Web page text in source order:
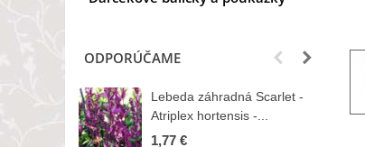
ODPORÚČAME
Lebeda záhradná Scarlet -
Atriplex hortensis -...
1,77 €